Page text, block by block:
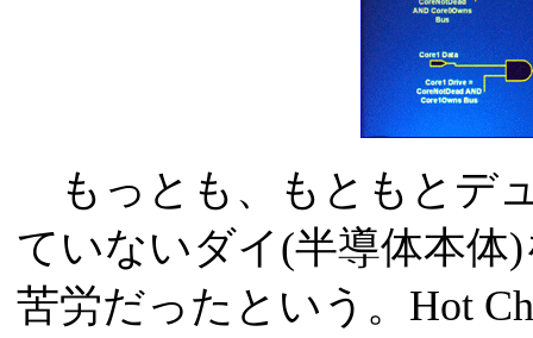
もっとも、もともとデ
ていないダイ(半導体本体
苦労だったという。Hot